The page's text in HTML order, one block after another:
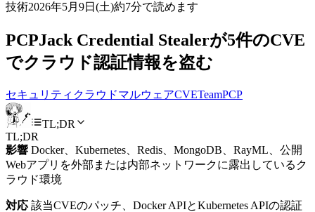
技術2026年5月9日(土)約7分で読めます
PCPJack Credential Stealerが5件のCVE
でクラウド認証情報を盗む
セキュリティ クラウドマルウェアCVETeamPCP
TL;DR
TL;DR
影響 Docker、Kubernetes、Redis、MongoDB、RayML、公開
Webアプリを外部または内部ネットワークに露出しているク
ラウド環境
対応 該当CVEのパッチ、Docker APIとKubernetes APIの認証